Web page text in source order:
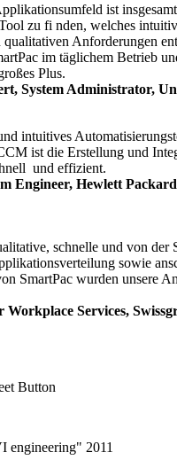
ist
zu fi nden, welches
qualitativen Anforderungen
im täglichem Betrieb
Plus.
System Administrator,
intuitives
ist die Erstellung und
und effizient.
Engineer, Hewlett
schnelle und von der
sowie
SmartPac wurden unsere
Services,
engineering" 2011